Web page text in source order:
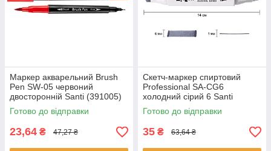
Маркер акварельний Brush
Pen SW-05 червоний
двосторонній Santi (391005)
Готово до відправки
23,64 ₴ 47,27 ₴
Скетч-маркер спиртовий
Professional SA-CG6
холодний сірий 6 Santi
(390832)
Готово до відправки
35 ₴ 63,64 ₴